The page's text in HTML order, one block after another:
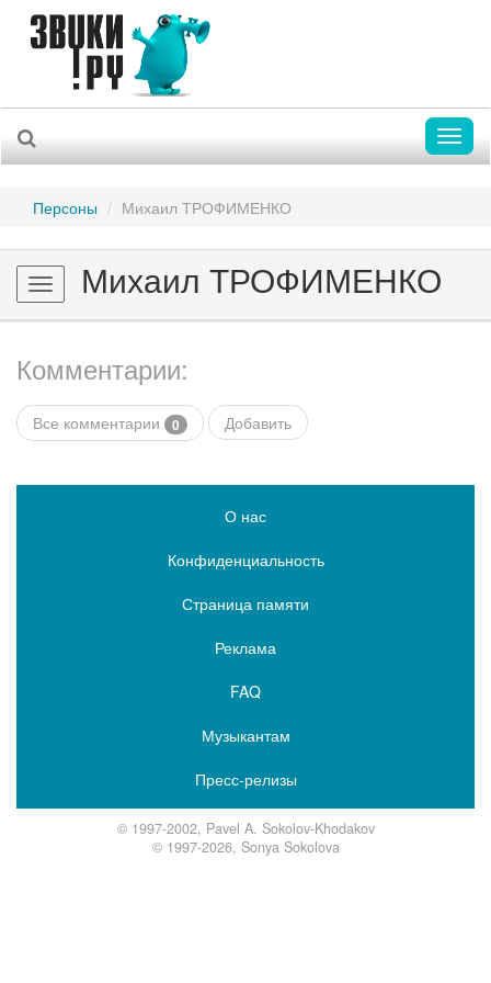
Персоны Михаил ТРОФИМЕНКО
Toggle
navigation
Михаил ТРОФИМЕНКО
Комментарии:
Все комментарии 0 Добавить
О нас
Конфиденциальность
Страница памяти
Реклама
FAQ
Музыкантам
Пресс-релизы
© 1997-2002, Pavel A. Sokolov-Khodakov
© 1997-2026, Sonya Sokolova